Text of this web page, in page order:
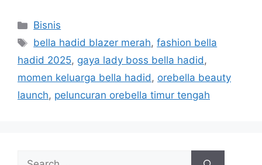
Categories
Bisnis
Tags
bella hadid blazer merah,fashion bella
hadid 2025, gaya lady boss bella hadid,
momen keluarga bella hadid, orebella beauty
launch, peluncuran orebella timur tengah
Search